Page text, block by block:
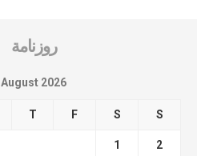
روزنامة
August 2026
T F S S
1 2